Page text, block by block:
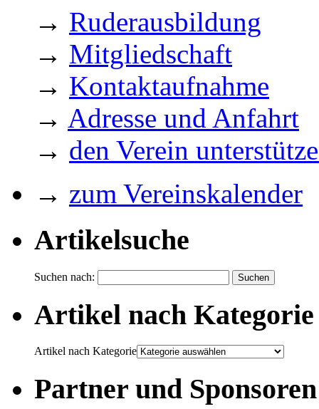
→ Ruderausbildung
→ Mitgliedschaft
→ Kontaktaufnahme
→ Adresse und Anfahrt
→ den Verein
→ zum Vereinskalender
Artikelsuche
Suchen nach:
Artikel nach Kategorie
Artikel nach Kategorie
Partner und Sponsoren